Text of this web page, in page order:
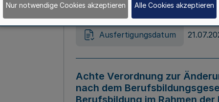
Gesetz zur Änderung des
Ausfertigungsdatum
Achte Verordnung zur
nach dem
Berufsbildung im Rahmen
Nur notwendige Cookies akzeptieren Alle Cookies akzeptieren